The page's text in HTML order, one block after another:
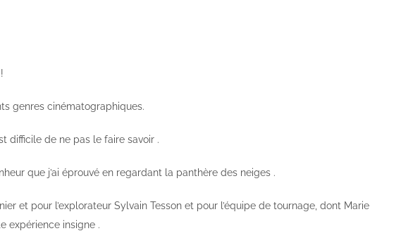
genres cinématographiques.
difficile de ne pas le faire savoir .
que j’ai éprouvé en regardant la panthère des neiges .
et pour l’explorateur Sylvain Tesson et pour l’équipe de tournage, dont Marie
expérience insigne .